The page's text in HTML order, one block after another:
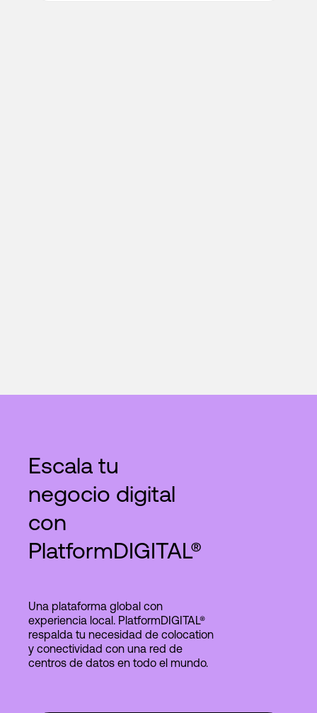
Escala tu
negocio digital
con
PlatformDIGITAL®
Una plataforma global con
experiencia local. PlatformDIGITAL®
respalda tu necesidad de colocation
y conectividad con una red de
centros de datos en todo el mundo.